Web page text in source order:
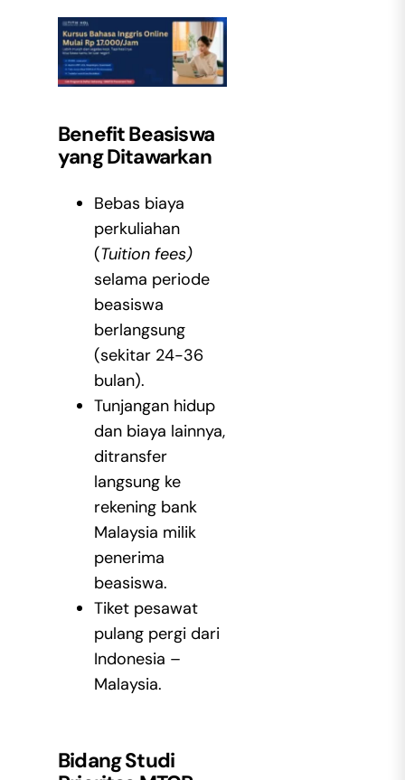
Benefit Beasiswa
yang Ditawarkan
Bebas biaya
perkuliahan
(Tuition fees)
selama periode
beasiswa
berlangsung
(sekitar 24-36
bulan).
Tunjangan hidup
dan biaya lainnya,
ditransfer
langsung ke
rekening bank
Malaysia milik
penerima
beasiswa.
Tiket pesawat
pulang pergi dari
Indonesia –
Malaysia.
Bidang Studi